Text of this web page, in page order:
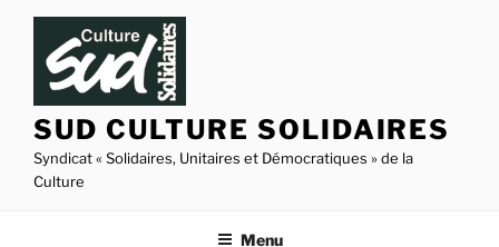
Aller
contenu
principal
SUD CULTURE SOLIDAIRES
Syndicat « Solidaires, Unitaires et Démocratiques » de la
Culture
Menu